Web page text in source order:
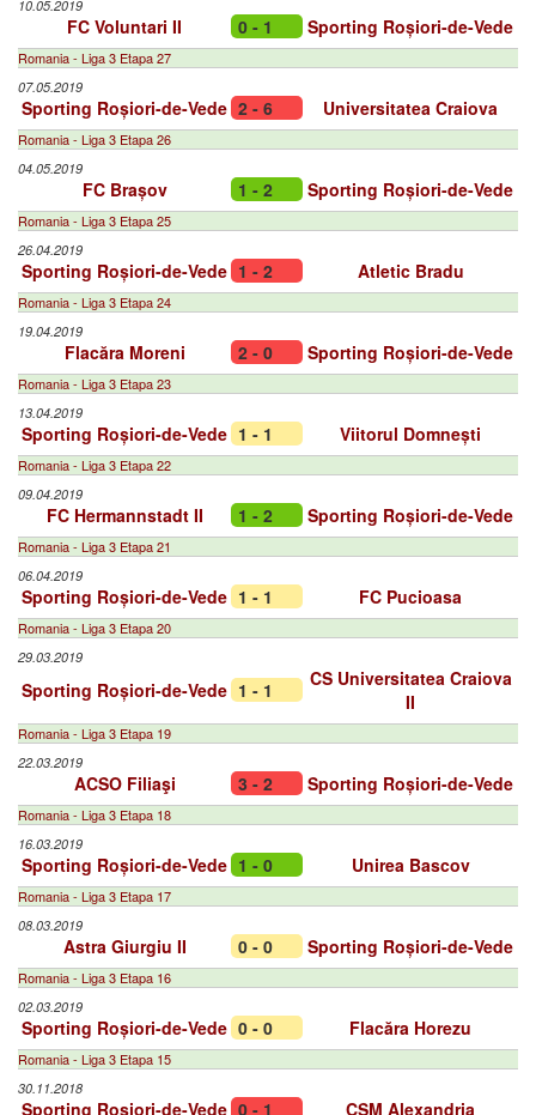
10.05.2019
FC Voluntari II 0 - 1 Sporting Roșiori-de-Vede
Romania - Liga 3 Etapa 27
07.05.2019
Sporting Roșiori-de-Vede 2 - 6 Universitatea Craiova
Romania - Liga 3 Etapa 26
04.05.2019
FC Brașov 1 - 2 Sporting Roșiori-de-Vede
Romania - Liga 3 Etapa 25
26.04.2019
Sporting Roșiori-de-Vede 1 - 2 Atletic Bradu
Romania - Liga 3 Etapa 24
19.04.2019
Flacăra Moreni 2 - 0 Sporting Roșiori-de-Vede
Romania - Liga 3 Etapa 23
13.04.2019
Sporting Roșiori-de-Vede 1 - 1 Viitorul Domnești
Romania - Liga 3 Etapa 22
09.04.2019
FC Hermannstadt II 1 - 2 Sporting Roșiori-de-Vede
Romania - Liga 3 Etapa 21
06.04.2019
Sporting Roșiori-de-Vede 1 - 1 FC Pucioasa
Romania - Liga 3 Etapa 20
29.03.2019
Sporting Roșiori-de-Vede 1 - 1
CS Universitatea Craiova
II
Romania - Liga 3 Etapa 19
22.03.2019
ACSO Filiaşi 3 - 2 Sporting Roșiori-de-Vede
Romania - Liga 3 Etapa 18
16.03.2019
Sporting Roșiori-de-Vede 1 - 0 Unirea Bascov
Romania - Liga 3 Etapa 17
08.03.2019
Astra Giurgiu II 0 - 0 Sporting Roșiori-de-Vede
Romania - Liga 3 Etapa 16
02.03.2019
Sporting Roșiori-de-Vede 0 - 0 Flacăra Horezu
Romania - Liga 3 Etapa 15
30.11.2018
Sporting Roșiori-de-Vede 0 - 1 CSM Alexandria